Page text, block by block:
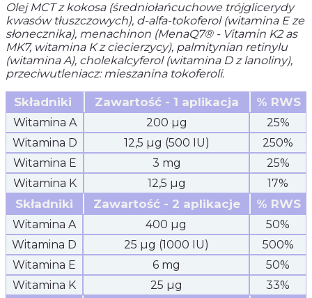
Olej MCT z kokosa (średniołańcuchowe trójglicerydy
kwasów tłuszczowych), d-alfa-tokoferol (witamina E ze
słonecznika), menachinon (MenaQ7® - Vitamin K2 as
MK7, witamina K z ciecierzycy), palmitynian retinylu
(witamina A), cholekalcyferol (witamina D z lanoliny),
przeciwutleniacz: mieszanina tokoferoli.
Składniki Zawartość - 1 aplikacja % RWS
Witamina A 200 µg
25%
Witamina D
12,5 µg (500 IU)
250%
Witamina E
3 mg
25%
Witamina K
12,5 µg 17%
Składniki Zawartość - 2 aplikacje % RWS
Witamina A 400 µg
50%
Witamina D
25 µg (1000 IU)
500%
Witamina E
6 mg
50%
Witamina K
25 µg 33%